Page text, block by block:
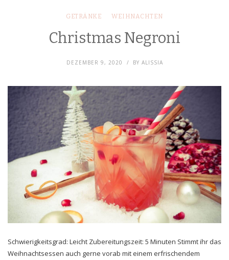
GETRÄNKE WEIHNACHTEN
Christmas Negroni
DEZEMBER 9, 2020 BY ALISSIA
Schwierigkeitsgrad: Leicht Zubereitungszeit: 5 Minuten Stimmt ihr das
Weihnachtsessen auch gerne vorab mit einem erfrischendem